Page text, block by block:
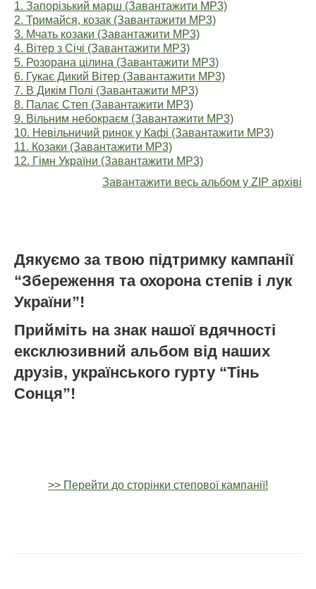
1. Запорізький марш (Завантажити MP3)
2. Тримайся, козак (Завантажити MP3)
3. Мчать козаки (Завантажити MP3)
4. Вітер з Січі (Завантажити MP3)
5. Розорана цілина (Завантажити MP3)
6. Гукає Дикий Вітер (Завантажити MP3)
7. В Дикім Полі (Завантажити MP3)
8. Палає Степ (Завантажити MP3)
9. Вільним небокраєм (Завантажити MP3)
10. Невільничий ринок у Кафі (Завантажити MP3)
11. Козаки (Завантажити MP3)
12. Гімн України (Завантажити MP3)
Завантажити весь альбом у ZIP архіві
Дякуємо за твою підтримку кампанії
“Збереження та охорона степів і лук
України”!
Прийміть на знак нашої вдячності
ексклюзивний альбом від наших
друзів, українського гурту “Тінь
Сонця”!
>> Перейти до сторінки степової кампанії!